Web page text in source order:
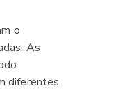
o
As
diferentes